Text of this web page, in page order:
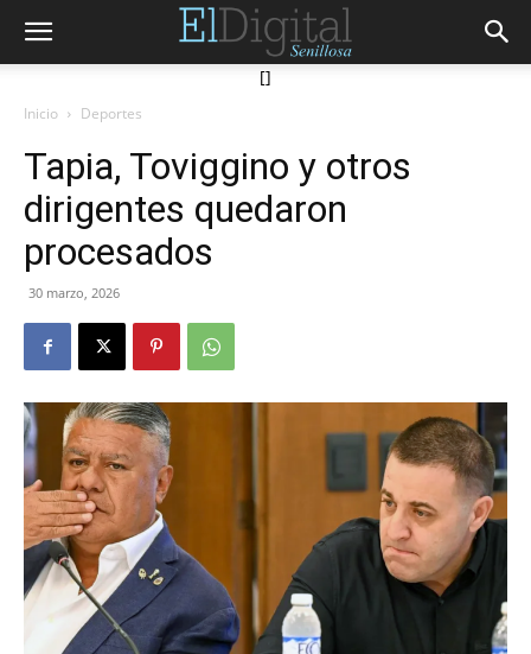
[]
Inicio Deportes
Tapia, Toviggino y otros
dirigentes quedaron
procesados
30 marzo, 2026